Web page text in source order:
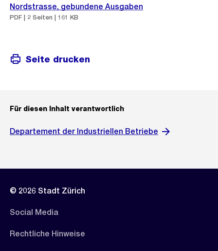
Nordstrasse, gebundene Ausgaben
PDF | 2 Seiten | 161 KB
Seite drucken
Für diesen Inhalt verantwortlich
Departement der Industriellen Betriebe
© 2026 Stadt Zürich
Social Media
Rechtliche Hinweise